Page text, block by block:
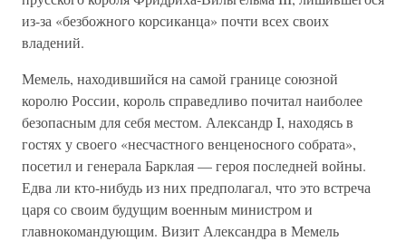
из-за «безбожного корсиканца» почти всех своих
владений.
Мемель, находившийся на самой границе союзной
королю России, король справедливо почитал наиболее
безопасным для себя местом. Александр I, находясь в
гостях у своего «несчастного венценосного собрата»,
посетил и генерала Барклая — героя последней войны.
Едва ли кто-нибудь из них предполагал, что это встреча
царя со своим будущим военным министром и
главнокомандующим. Визит Александра в Мемель